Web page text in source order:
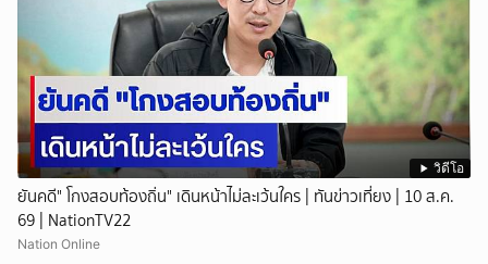
วิดีโอ
ยันคดี" โกงสอบท้องถิ่น" เดินหน้าไม่ละเว้นใคร | ทันข่าวเที่ยง | 10 ส.ค.
69 | NationTV22
Nation Online